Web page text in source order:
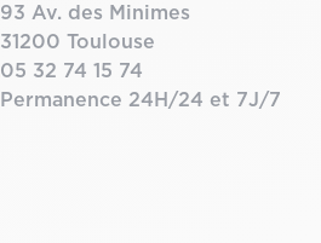
93 Av. des Minimes
31200 Toulouse
05 32 74 15 74
Permanence 24H/24 et 7J/7